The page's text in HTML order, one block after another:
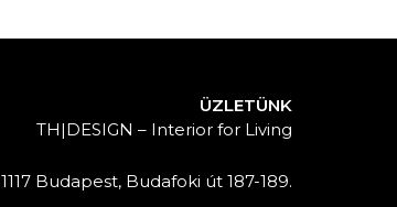
ÜZLETÜNK
TH|DESIGN – Interior for Living
1117 Budapest, Budafoki út 187-189.